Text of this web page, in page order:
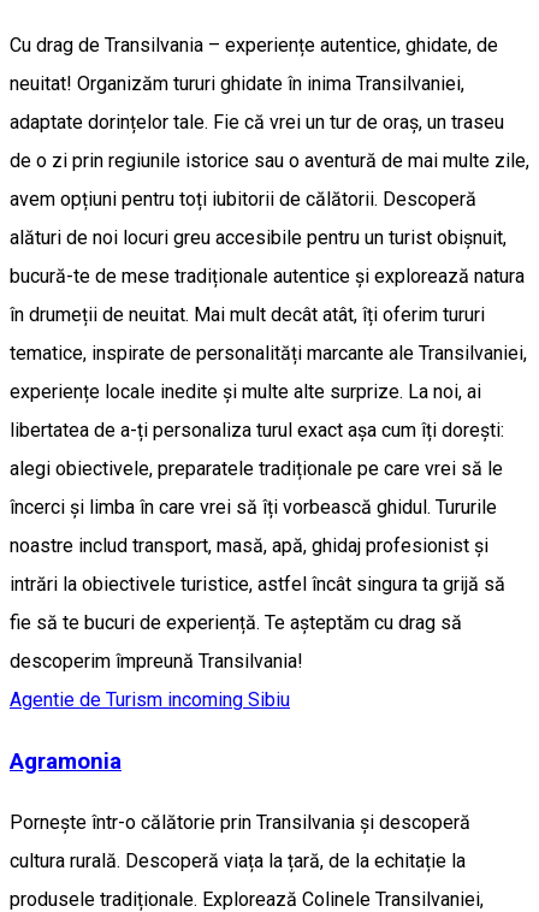
Cu drag de Transilvania – experiențe autentice, ghidate, de
neuitat! Organizăm tururi ghidate în inima Transilvaniei,
adaptate dorințelor tale. Fie că vrei un tur de oraș, un traseu
de o zi prin regiunile istorice sau o aventură de mai multe zile,
avem opțiuni pentru toți iubitorii de călătorii. Descoperă
alături de noi locuri greu accesibile pentru un turist obișnuit,
bucură-te de mese tradiționale autentice și explorează natura
în drumeții de neuitat. Mai mult decât atât, îți oferim tururi
tematice, inspirate de personalități marcante ale Transilvaniei,
experiențe locale inedite și multe alte surprize. La noi, ai
libertatea de a-ți personaliza turul exact așa cum îți dorești:
alegi obiectivele, preparatele tradiționale pe care vrei să le
încerci și limba în care vrei să îți vorbească ghidul. Tururile
noastre includ transport, masă, apă, ghidaj profesionist și
intrări la obiectivele turistice, astfel încât singura ta grijă să
fie să te bucuri de experiență. Te așteptăm cu drag să
descoperim împreună Transilvania!
Agentie de Turism incoming Sibiu
Agramonia
Pornește într-o călătorie prin Transilvania și descoperă
cultura rurală. Descoperă viața la țară, de la echitație la
produsele tradiționale. Explorează Colinele Transilvaniei,